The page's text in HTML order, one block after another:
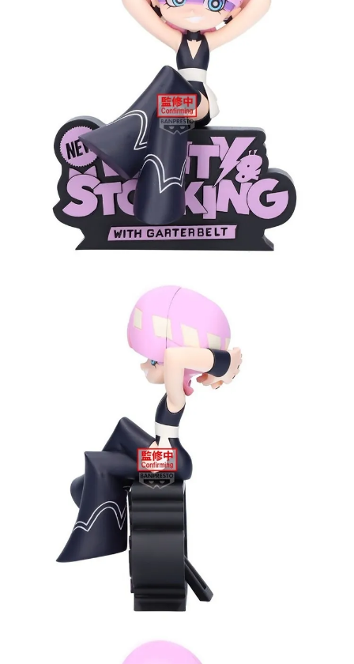
每筆NT$160，滿NT$3,000(含以上)免運費
東海門市自取，需自備購物袋取貨唷。